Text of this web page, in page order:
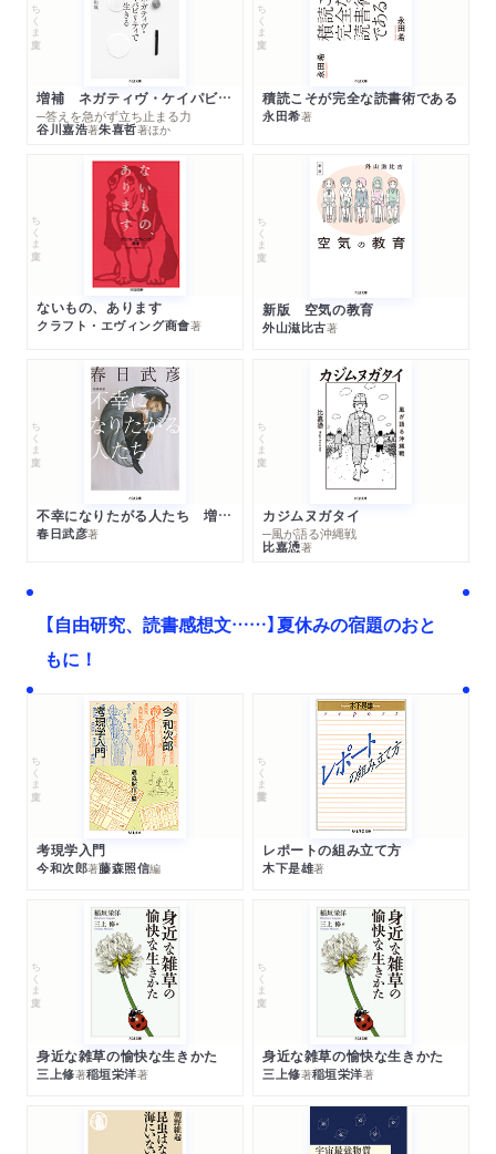
ちくま文庫
増補 ネガティヴ・ケイパビリティで生きる
─答えを急がず立ち止まる力
谷川嘉浩著朱喜哲著ほか
ちくま文庫
積読こそが完全な読書術である
永田希著
ちくま文庫
ないもの、あります
クラフト・エヴィング商會著
ちくま文庫
新版 空気の教育
外山滋比古著
ちくま文庫
不幸になりたがる人たち 増補新版
春日武彦著
ちくま文庫
カジムヌガタイ
─風が語る沖縄戦
比嘉慂著
【自由研究、読書感想文……】夏休みの宿題のおと
もに！
ちくま文庫
考現学入門
今和次郎著藤森照信編
ちくま学芸文庫
レポートの組み立て方
木下是雄著
ちくま文庫
身近な雑草の愉快な生きかた
三上修著稲垣栄洋著
ちくま文庫
身近な雑草の愉快な生きかた
三上修著稲垣栄洋著